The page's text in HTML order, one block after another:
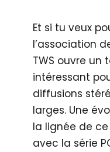
Et si tu veux
l’association
TWS ouvre un
intéressant
diffusions
larges. Une
la lignée de
avec la série